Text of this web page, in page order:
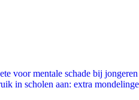
voor mentale schade bij jongeren
in scholen aan: extra mondelinge